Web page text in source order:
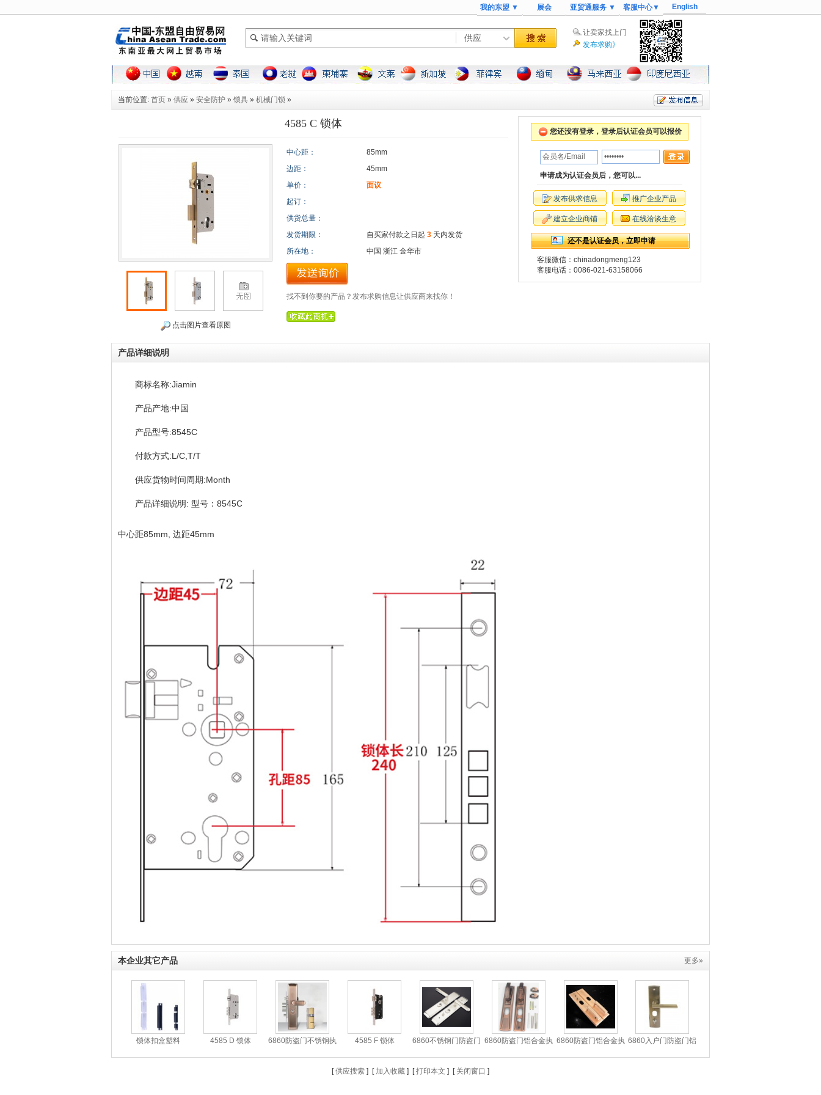
我的东盟 ▼ 展会 亚贸通服务 ▼ 客服中心▼ English
让卖家找上门
发布求购》
当前位置: 首页 » 供应 » 安全防护 » 锁具 » 机械门锁 »
4585 C 锁体
点击图片查看原图
中心距：
85mm
边距：
45mm
单价：
面议
起订：
供货总量：
发货期限：
自买家付款之日起 3 天内发货
所在地：
中国 浙江 金华市
找不到你要的产品？发布求购信息让供应商来找你！
您还没有登录，登录后认证会员可以报价
申请成为认证会员后，您可以...
发布供求信息 推广企业产品
建立企业商铺 在线洽谈生意
还不是认证会员，立即申请
客服微信：chinadongmeng123
客服电话：0086-021-63158066
产品详细说明
商标名称:Jiamin
产品产地:中国
产品型号:8545C
付款方式:L/C,T/T
供应货物时间周期:Month
产品详细说明: 型号：8545C
中心距85mm, 边距45mm
更多»
本企业其它产品
锁体扣盒塑料 4585 D 锁体
6860防盗门不锈钢执
4585 F 锁体
6860不锈钢门防盗门 6860防盗门铝合金执 6860防盗门铝合金执 6860入户门防盗门铝
[供应搜索 ] [ 加入收藏 ] [打印本文 ] [ 关闭窗口 ]